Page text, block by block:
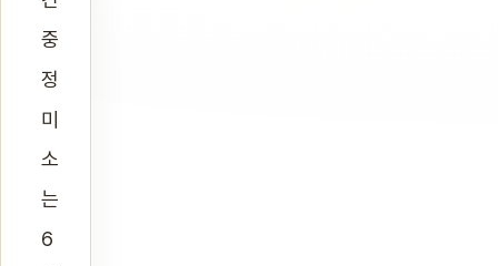
중
정
미
소
는
6